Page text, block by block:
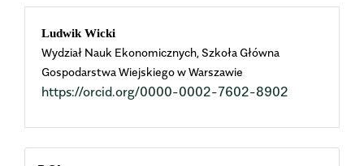
Main
Article
Content
Ludwik Wicki
Wydział Nauk Ekonomicznych, Szkoła Główna
Gospodarstwa Wiejskiego w Warszawie
https://orcid.org/0000-0002-7602-8902